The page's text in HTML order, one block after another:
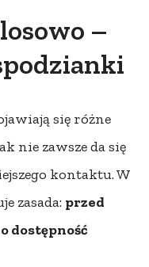
–
się różne
nie zawsze da się
kontaktu. W
zasada: przed
dostępność